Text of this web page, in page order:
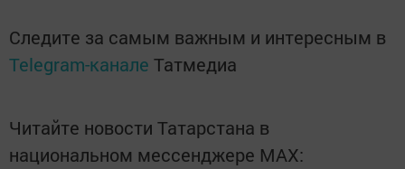
Следите за самым важным и интересным в
Telegram-канале Татмедиа
Читайте новости Татарстана в
национальном мессенджере MАХ: